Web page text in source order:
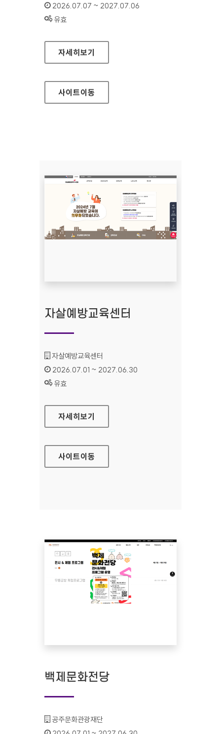
인증기간 :
2026.07.07 ~ 2027.07.06
상태 :
유효
여신금융협회 대표
자세히보기
사이트이동
자살예방교육센터
기관명 :
자살예방교육센터
인증기간 :
2026.07.01 ~ 2027.06.30
상태 :
유효
자살예방교육센터
자세히보기
사이트이동
백제문화전당
기관명 :
공주문화관광재단